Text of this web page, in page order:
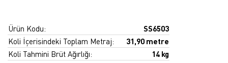
Ürün Kodu:
SS6503
Koli İçerisindeki Toplam Metraj:
31,90 metre
Koli Tahmini Brüt Ağırlığı:
14 kg